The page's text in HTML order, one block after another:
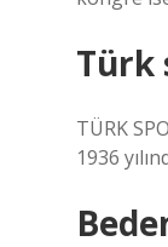
Türk
TÜRK
1936